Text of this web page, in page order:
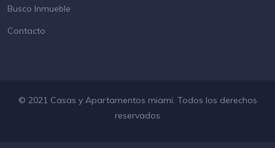
Busco Inmueble
Contacto
© 2021 Casas y Apartamentos miami. Todos los derechos
reservados